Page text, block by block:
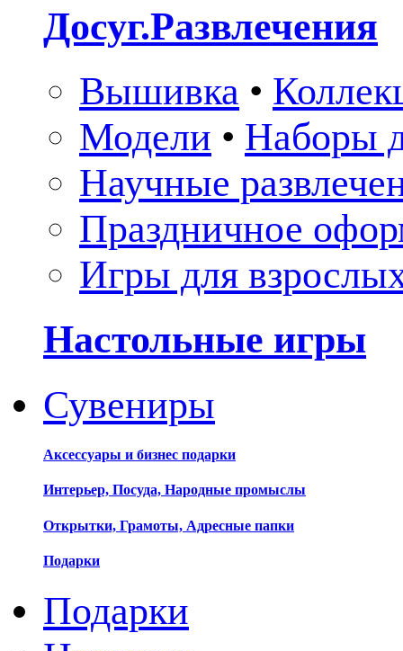
Досуг.Развлечения
Вышивка •
Модели • Наборы
Научные
Праздничное
Игры для
Настольные игры
Сувениры
Аксессуары и бизнес подарки
Интерьер, Посуда, Народные промыслы
Открытки, Грамоты, Адресные папки
Подарки
Подарки